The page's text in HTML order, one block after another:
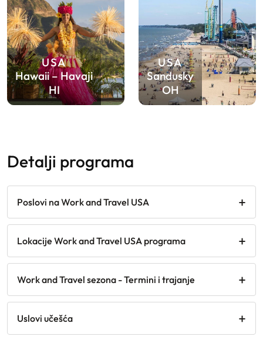
USA
Hawaii – Havaji
HI
USA
Sandusky
OH
detalji programa
Poslovi na Work and Travel USA
Lokacije Work and Travel USA programa
Work and Travel sezona - Termini i trajanje
Uslovi učešća